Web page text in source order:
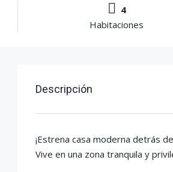
4
Habitaciones
Descripción
¡Estrena casa moderna detrás
Vive en una zona tranquila y